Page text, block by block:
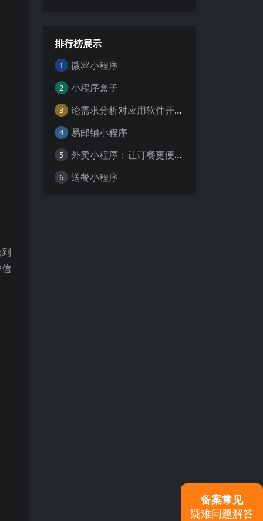
排行榜展示
1 微容小程序
2 小程序盒子
3 论需求分析对应用软件开发的重要性
4 易邮铺小程序
5 外卖小程序：让订餐更便捷，吃货的福音
6 送餐小程序
备案常见
疑难问题解答